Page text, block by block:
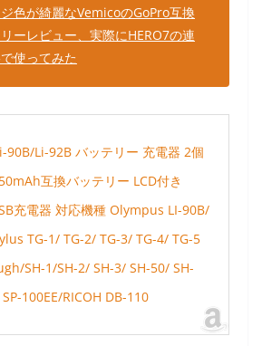
色が綺麗なVemicoのGoPro互換
ーレビュー、実際にHERO7の連
使ってみた
90B/Li-92B バッテリー 充電器 2個
互換バッテリー LCD付き
充電器 対応機種 Olympus LI-90B/
TG-1/ TG-2/ TG-3/ TG-4/ TG-5
SH-1/SH-2/ SH-3/ SH-50/ SH-
100EE/RICOH DB-110